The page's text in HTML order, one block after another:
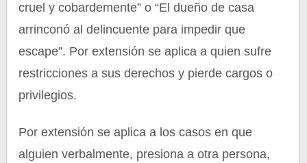
cruel y cobardemente” o “El dueño de casa
arrinconó al delincuente para impedir que
escape”. Por extensión se aplica a quien sufre
restricciones a sus derechos y pierde cargos o
privilegios.
Por extensión se aplica a los casos en que
alguien verbalmente, presiona a otra persona,